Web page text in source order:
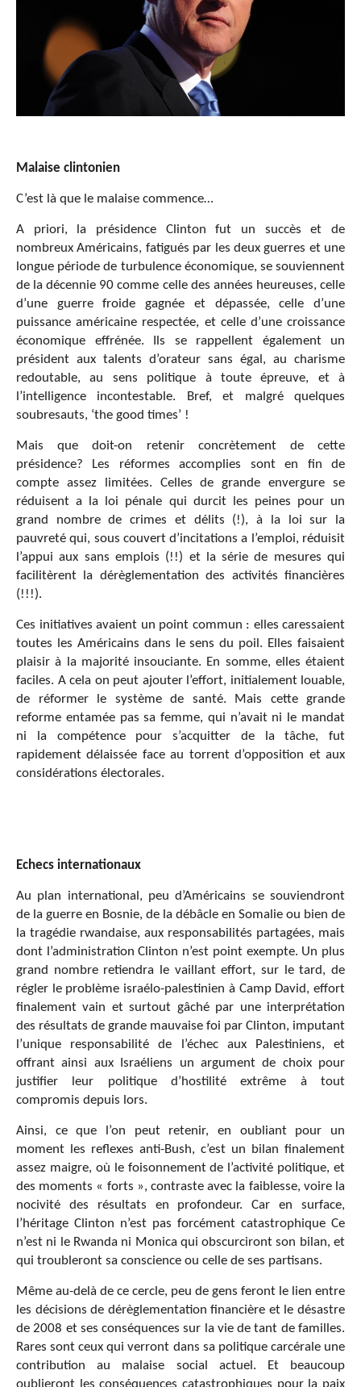
Malaise clintonien
C’est là que le malaise commence…
A priori, la présidence Clinton fut un succès et de
nombreux Américains, fatigués par les deux guerres et une
longue période de turbulence économique, se souviennent
de la décennie 90 comme celle des années heureuses, celle
d’une guerre froide gagnée et dépassée, celle d’une
puissance américaine respectée, et celle d’une croissance
économique effrénée. Ils se rappellent également un
président aux talents d’orateur sans égal, au charisme
redoutable, au sens politique à toute épreuve, et à
l’intelligence incontestable. Bref, et malgré quelques
soubresauts, ‘the good times’ !
Mais que doit-on retenir concrètement de cette
présidence? Les réformes accomplies sont en fin de
compte assez limitées. Celles de grande envergure se
réduisent a la loi pénale qui durcit les peines pour un
grand nombre de crimes et délits (!), à la loi sur la
pauvreté qui, sous couvert d’incitations a l’emploi, réduisit
l’appui aux sans emplois (!!) et la série de mesures qui
facilitèrent la dérèglementation des activités financières
(!!!).
Ces initiatives avaient un point commun : elles caressaient
toutes les Américains dans le sens du poil. Elles faisaient
plaisir à la majorité insouciante. En somme, elles étaient
faciles. A cela on peut ajouter l’effort, initialement louable,
de réformer le système de santé. Mais cette grande
reforme entamée pas sa femme, qui n’avait ni le mandat
ni la compétence pour s’acquitter de la tâche, fut
rapidement délaissée face au torrent d’opposition et aux
considérations électorales.
Echecs internationaux
Au plan international, peu d’Américains se souviendront
de la guerre en Bosnie, de la débâcle en Somalie ou bien de
la tragédie rwandaise, aux responsabilités partagées, mais
dont l’administration Clinton n’est point exempte. Un plus
grand nombre retiendra le vaillant effort, sur le tard, de
régler le problème israélo-palestinien à Camp David, effort
finalement vain et surtout gâché par une interprétation
des résultats de grande mauvaise foi par Clinton, imputant
l’unique responsabilité de l’échec aux Palestiniens, et
offrant ainsi aux Israéliens un argument de choix pour
justifier leur politique d’hostilité extrême à tout
compromis depuis lors.
Ainsi, ce que l’on peut retenir, en oubliant pour un
moment les reflexes anti-Bush, c’est un bilan finalement
assez maigre, où le foisonnement de l’activité politique, et
des moments « forts », contraste avec la faiblesse, voire la
nocivité des résultats en profondeur. Car en surface,
l’héritage Clinton n’est pas forcément catastrophique Ce
n’est ni le Rwanda ni Monica qui obscurciront son bilan, et
qui troubleront sa conscience ou celle de ses partisans.
Même au-delà de ce cercle, peu de gens feront le lien entre
les décisions de dérèglementation financière et le désastre
de 2008 et ses conséquences sur la vie de tant de familles.
Rares sont ceux qui verront dans sa politique carcérale une
contribution au malaise social actuel. Et beaucoup
oublieront les conséquences catastrophiques pour la paix